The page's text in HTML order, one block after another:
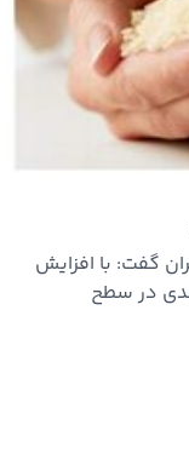
گفت: با افزایش
در سطح